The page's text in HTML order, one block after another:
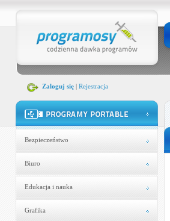
Zaloguj się| Rejestracja
Bezpieczeństwo
Biuro
Edukacja i nauka
Grafika